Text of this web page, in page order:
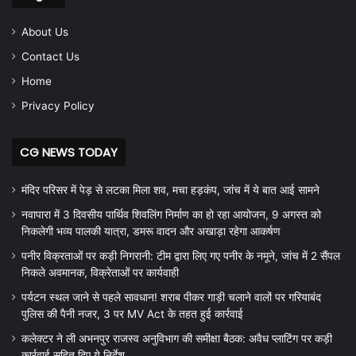
About Us
Contact Us
Home
Privacy Policy
CG NEWS TODAY
मंदिर परिसर में पेड़ से लटका मिला शव, मचा हड़कंप, जांच में ये बात आई सामने
नवापारा में 3 दिवसीय पार्थिव शिवलिंग निर्माण का हो रहा आयोजन, 9 अगस्त को
निकलेगी भव्य पालकी यात्रा, डमरू वादन और अखाड़ा रहेगा आकर्षण
पनीर विक्रताओं पर कड़ी निगरानी: टीम द्वारा लिए गए पनीर के नमूने, जांच में 2 सैंपल
निकले अवमानक, विक्रेताओं पर कार्यवाही
पर्यटन स्थल जाने से पहले सावधान! शराब पीकर गाड़ी चलाने वालों पर गरियाबंद
पुलिस की पैनी नजर, 3 पर MV Act के तहत हुई कार्रवाई
कलेक्टर ने ली अभनपुर राजस्व अनुविभाग की समीक्षा बैठक: अवैध प्लाटिंग पर कड़ी